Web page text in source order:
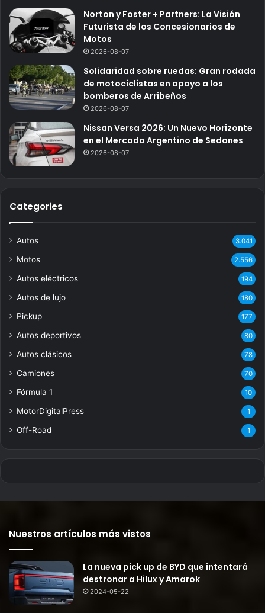
Norton y Foster + Partners: La Visión
Futurista de los Concesionarios de
Motos
2026-08-07
Solidaridad sobre ruedas: Gran rodada
de motociclistas en apoyo a los
bomberos de Arribeños
2026-08-07
Nissan Versa 2026: Un Nuevo Horizonte
en el Mercado Argentino de Sedanes
2026-08-07
Categories
Autos 3.041
Motos 2.556
Autos eléctricos 194
Autos de lujo 180
Pickup 177
Autos deportivos 80
Autos clásicos 78
Camiones 70
Fórmula 1 10
MotorDigitalPress 1
Off-Road 1
Nuestros artículos más vistos
La nueva pick up de BYD que intentará
destronar a Hilux y Amarok
2024-05-22